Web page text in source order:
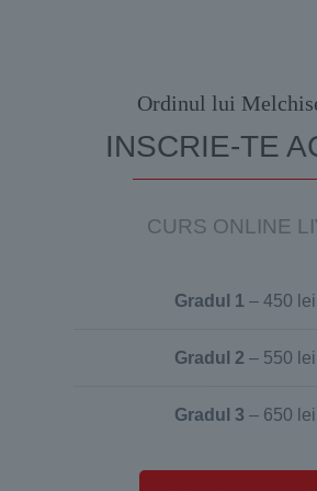
Ordinul lui
INSCRIE-TE
CURS ONLINE
Gradul 1 – 450 lei
Gradul 2 – 550 lei
Gradul 3 – 650 lei